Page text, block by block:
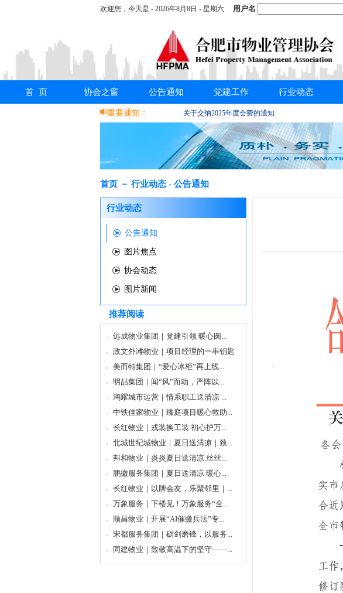
欢迎您， 今天是 - 2026年8月8日 - 星期六 用户名
首 页 协会之窗 公告通知 党建工作 行业动态
重要通知： 关于交纳2025年度会费的通知
首页 － 行业动态 - 公告通知
行业动态
公告通知
图片焦点
协会动态
图片新闻
推荐阅读
远成物业集团｜党建引领 暖心圆...
政文外滩物业｜项目经理的一串钥匙
美而特集团｜“爱心冰柜”再上线...
明喆集团｜闻“风”而动，严阵以...
鸿耀城市运营｜情系职工送清凉 ...
中铁佳家物业｜臻庭项目暖心救助...
长红物业｜戎装换工装 初心护万...
北城世纪城物业｜夏日送清凉｜致...
邦和物业｜炎炎夏日送清凉 丝丝...
鹏徽服务集团｜夏日送清凉 暖心...
长红物业｜以牌会友，乐聚邻里｜...
万象服务｜下楼见！万象服务“全...
顺昌物业｜开展“AI催缴兵法”专...
宋都服务集团｜砺剑磨锋，以服务...
同建物业｜致敬高温下的坚守——...